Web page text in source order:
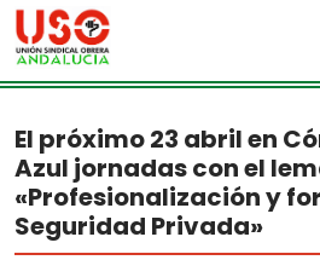
Skip to main content
El próximo 23 abril en
Azul jornadas con el
«Profesionalización y
Seguridad Privada»